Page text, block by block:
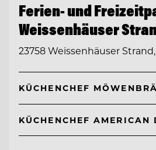
Ferien- und
Weissenhäuser
23758 Weissenhäuser
KÜCHENCHEF
KÜCHENCHEF